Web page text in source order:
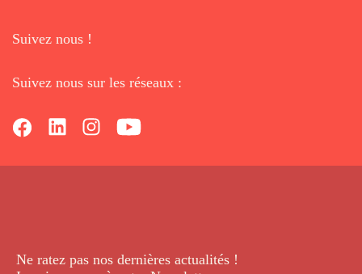
Suivez nous !
Suivez nous sur les réseaux :
Ne ratez pas nos dernières actualités !